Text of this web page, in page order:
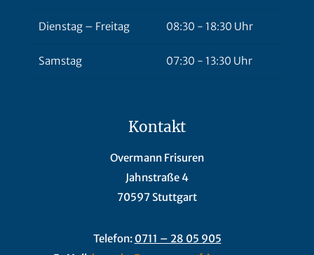
Dienstag – Freitag 08:30 - 18:30 Uhr
Samstag 07:30 - 13:30 Uhr
Kontakt
Overmann Frisuren
Jahnstraße 4
70597 Stuttgart
Telefon: 0711 – 28 05 905